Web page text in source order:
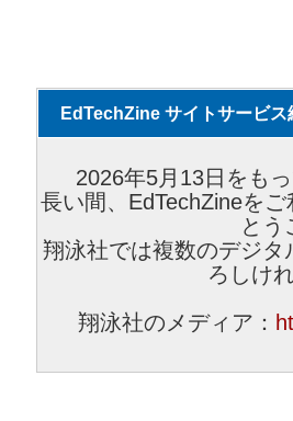
EdTechZine サイトサービス
2026年5月13日をも
長い間、EdTechZineを
とう
翔泳社では複数のデジ
ろしけ
翔泳社のメディア：